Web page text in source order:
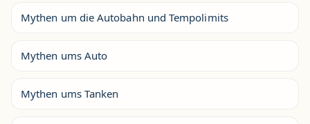
Mythen um die Autobahn und Tempolimits
Mythen ums Auto
Mythen ums Tanken